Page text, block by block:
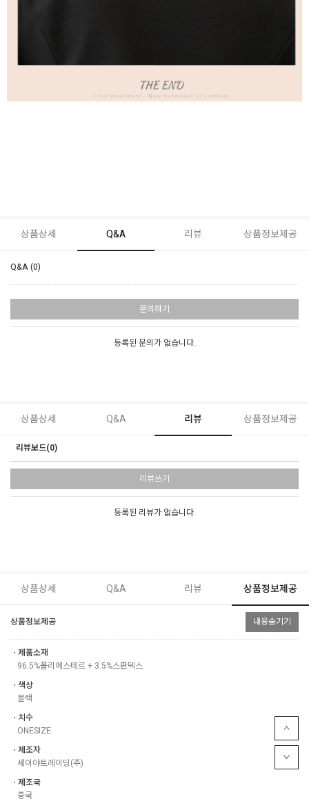
상품상세 Q&A 리뷰 상품정보제공
Q&A (0)
문의하기
등록된 문의가 없습니다.
상품상세 Q&A 리뷰 상품정보제공
리뷰보드(0)
리뷰쓰기
등록된 리뷰가 없습니다.
상품상세 Q&A 리뷰 상품정보제공
상품정보제공 내용숨기기
ㆍ제품소재
96.5%폴리에스테르 + 3.5%스판덱스
ㆍ색상
블랙
ㆍ치수
ONESIZE
ㆍ제조자
세이야트레이딩(주)
ㆍ제조국
중국